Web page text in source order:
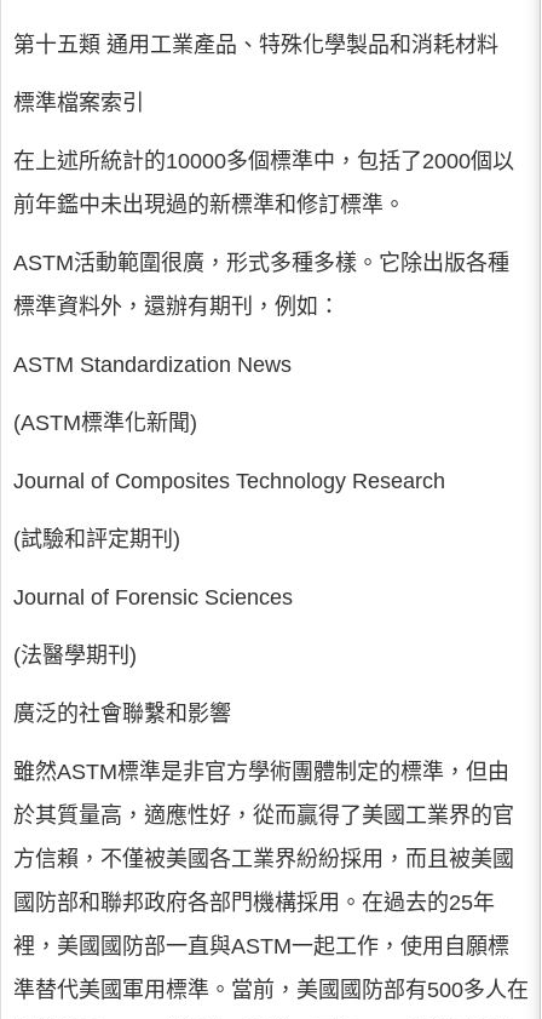
第十五類 通用工業產品、特殊化學製品和消耗材料
標準檔案索引
在上述所統計的10000多個標準中，包括了2000個以
前年鑑中未出現過的新標準和修訂標準。
ASTM活動範圍很廣，形式多種多樣。它除出版各種
標準資料外，還辦有期刊，例如：
ASTM Standardization News
(ASTM標準化新聞)
Journal of Composites Technology Research
(試驗和評定期刊)
Journal of Forensic Sciences
(法醫學期刊)
廣泛的社會聯繫和影響
雖然ASTM標準是非官方學術團體制定的標準，但由
於其質量高，適應性好，從而贏得了美國工業界的官
方信賴，不僅被美國各工業界紛紛採用，而且被美國
國防部和聯邦政府各部門機構採用。在過去的25年
裡，美國國防部一直與ASTM一起工作，使用自願標
準替代美國軍用標準。當前，美國國防部有500多人在